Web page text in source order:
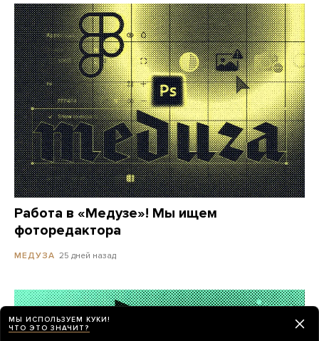
Работа в «Медузе»! Мы ищем
фоторедактора
МЕДУЗА 25 дней назад
МЫ ИСПОЛЬЗУЕМ КУКИ!
ЧТО ЭТО ЗНАЧИТ?